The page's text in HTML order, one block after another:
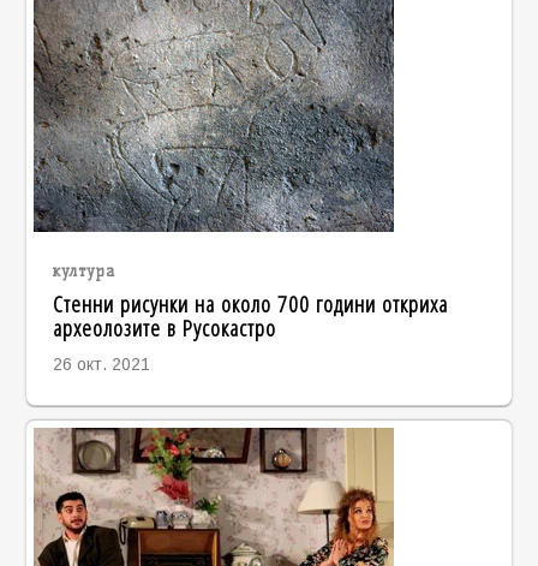
култура
Стенни рисунки на около 700 години откриха
археолозите в Русокастро
26 окт. 2021